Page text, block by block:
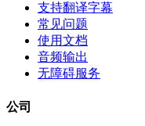
支持翻译字幕
常见问题
使用文档
音频输出
无障碍服务
公司